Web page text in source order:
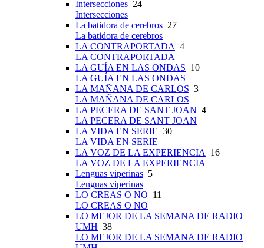
Intersecciones 24
Intersecciones
La batidora de cerebros 27
La batidora de cerebros
LA CONTRAPORTADA 4
LA CONTRAPORTADA
LA GUÍA EN LAS ONDAS 10
LA GUÍA EN LAS ONDAS
LA MAÑANA DE CARLOS 3
LA MAÑANA DE CARLOS
LA PECERA DE SANT JOAN 4
LA PECERA DE SANT JOAN
LA VIDA EN SERIE 30
LA VIDA EN SERIE
LA VOZ DE LA EXPERIENCIA 16
LA VOZ DE LA EXPERIENCIA
Lenguas viperinas 5
Lenguas viperinas
LO CREAS O NO 11
LO CREAS O NO
LO MEJOR DE LA SEMANA DE RADIO
UMH 38
LO MEJOR DE LA SEMANA DE RADIO